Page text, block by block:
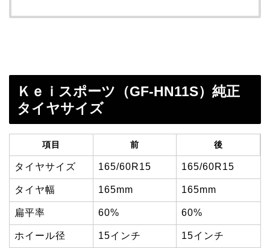
Ｋｅｉスポーツ（GF-HN11S）純正
タイヤサイズ
項目 前 後
タイヤサイズ 165/60R15 165/60R15
タイヤ幅 165mm 165mm
扁平率 60% 60%
ホイール径 15インチ 15インチ